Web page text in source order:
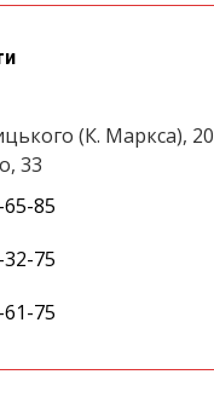
(К. Маркса), 20
33
85
75
75